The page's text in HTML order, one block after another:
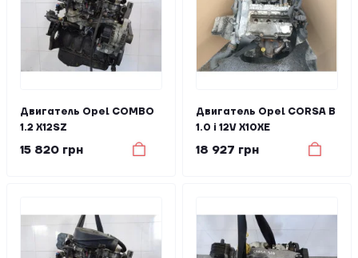
Двигатель Opel COMBO
1.2 X12SZ
15 820 грн
Двигатель Opel CORSA B
1.0 i 12V X10XE
18 927 грн